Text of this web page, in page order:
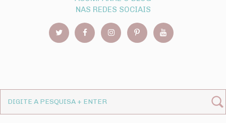
NAS REDES SOCIAIS